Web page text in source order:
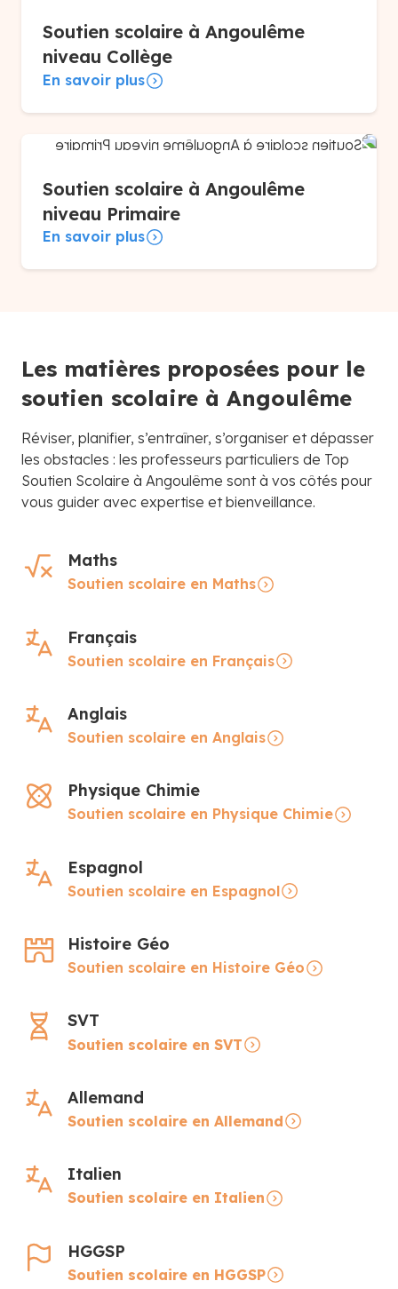
Soutien scolaire à Angoulême
niveau Collège
En savoir plus
Soutien scolaire à Angoulême
niveau Primaire
En savoir plus
Les matières proposées pour le
soutien scolaire à Angoulême
Réviser, planifier, s’entraîner, s’organiser et dépasser
les obstacles : les professeurs particuliers de Top
Soutien Scolaire à Angoulême sont à vos côtés pour
vous guider avec expertise et bienveillance.
Maths
Soutien scolaire en Maths
Français
Soutien scolaire en Français
Anglais
Soutien scolaire en Anglais
Physique Chimie
Soutien scolaire en Physique Chimie
Espagnol
Soutien scolaire en Espagnol
Histoire Géo
Soutien scolaire en Histoire Géo
SVT
Soutien scolaire en SVT
Allemand
Soutien scolaire en Allemand
Italien
Soutien scolaire en Italien
HGGSP
Soutien scolaire en HGGSP